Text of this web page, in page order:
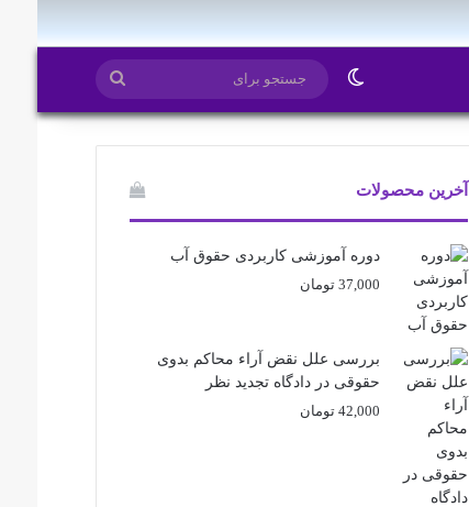
تغییر پوسته جستجو
برای
آخرین محصولات
دوره آموزشی کاربردی حقوق آب
37,000 تومان
بررسی علل نقض آراء محاکم بدوی
حقوقی در دادگاه تجدید نظر
42,000 تومان